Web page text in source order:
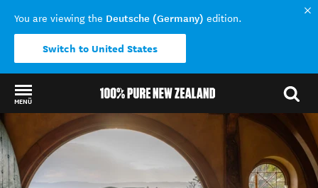
You are viewing the Deutsche (Germany) edition.
Switch to United States
MENÜ
Back to my results